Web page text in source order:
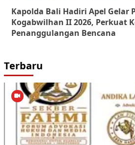
Kapolda Bali Hadiri Apel Gelar
Kogabwilhan II 2026, Perkuat
Penanggulangan Bencana
Terbaru